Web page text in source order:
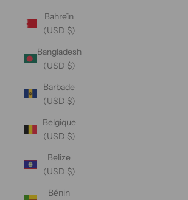
Bahreïn
(USD $)
Bangladesh
(USD $)
Barbade
(USD $)
Belgique
(USD $)
Belize
(USD $)
Bénin